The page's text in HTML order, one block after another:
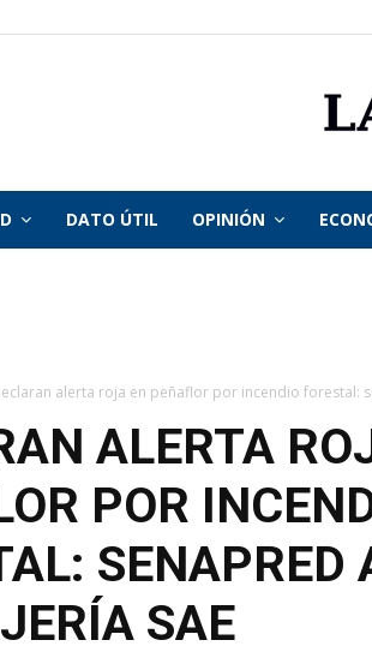
DATO ÚTIL OPINIÓN
alerta roja en peñaflor por incendio forestal:
ALERTA
POR
SENAPRED
SAE